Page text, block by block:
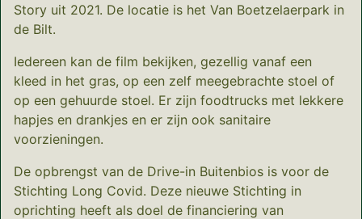
Story uit 2021. De locatie is het Van Boetzelaerpark in
de Bilt.
Iedereen kan de film bekijken, gezellig vanaf een
kleed in het gras, op een zelf meegebrachte stoel of
op een gehuurde stoel. Er zijn foodtrucks met lekkere
hapjes en drankjes en er zijn ook sanitaire
voorzieningen.
De opbrengst van de Drive-in Buitenbios is voor de
Stichting Long Covid. Deze nieuwe Stichting in
oprichting heeft als doel de financiering van